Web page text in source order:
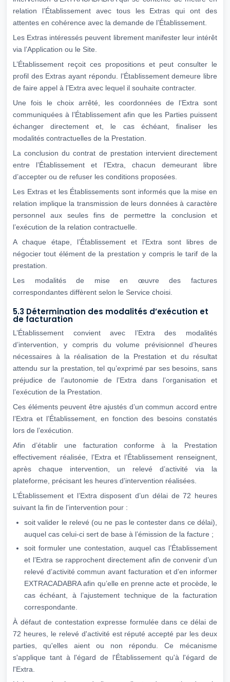
relation l’Établissement avec tous les Extras qui ont des
attentes en cohérence avec la demande de l’Établissement.
Les Extras intéressés peuvent librement manifester leur intérêt
via l’Application ou le Site.
L’Établissement reçoit ces propositions et peut consulter le
profil des Extras ayant répondu. l’Établissement demeure libre
de faire appel à l’Extra avec lequel il souhaite contracter.
Une fois le choix arrêté, les coordonnées de l’Extra sont
communiquées à l’Établissement afin que les Parties puissent
échanger directement et, le cas échéant, finaliser les
modalités contractuelles de la Prestation.
La conclusion du contrat de prestation intervient directement
entre l’Établissement et l’Extra, chacun demeurant libre
d’accepter ou de refuser les conditions proposées.
Les Extras et les Établissements sont informés que la mise en
relation implique la transmission de leurs données à caractère
personnel aux seules fins de permettre la conclusion et
l’exécution de la relation contractuelle.
A chaque étape, l’Établissement et l'Extra sont libres de
négocier tout élément de la prestation y compris le tarif de la
prestation.
Les modalités de mise en œuvre des factures
correspondantes diffèrent selon le Service choisi.
5.3 Détermination des modalités d’exécution et
de facturation
L’Établissement convient avec l’Extra des modalités
d’intervention, y compris du volume prévisionnel d’heures
nécessaires à la réalisation de la Prestation et du résultat
attendu sur la prestation, tel qu’exprimé par ses besoins, sans
préjudice de l’autonomie de l’Extra dans l’organisation et
l’exécution de la Prestation.
Ces éléments peuvent être ajustés d’un commun accord entre
l’Extra et l’Établissement, en fonction des besoins constatés
lors de l’exécution.
Afin d’établir une facturation conforme à la Prestation
effectivement réalisée, l’Extra et l’Établissement renseignent,
après chaque intervention, un relevé d’activité via la
plateforme, précisant les heures d’intervention réalisées.
L’Établissement et l’Extra disposent d’un délai de 72 heures
suivant la fin de l’intervention pour :
soit valider le relevé (ou ne pas le contester dans ce délai),
auquel cas celui-ci sert de base à l’émission de la facture ;
soit formuler une contestation, auquel cas l’Établissement
et l’Extra se rapprochent directement afin de convenir d’un
relevé d’activité commun avant facturation et d’en informer
EXTRACADABRA afin qu’elle en prenne acte et procède, le
cas échéant, à l’ajustement technique de la facturation
correspondante.
À défaut de contestation expresse formulée dans ce délai de
72 heures, le relevé d'activité est réputé accepté par les deux
parties, qu'elles aient ou non répondu. Ce mécanisme
s'applique tant à l'égard de l'Établissement qu'à l'égard de
l'Extra.